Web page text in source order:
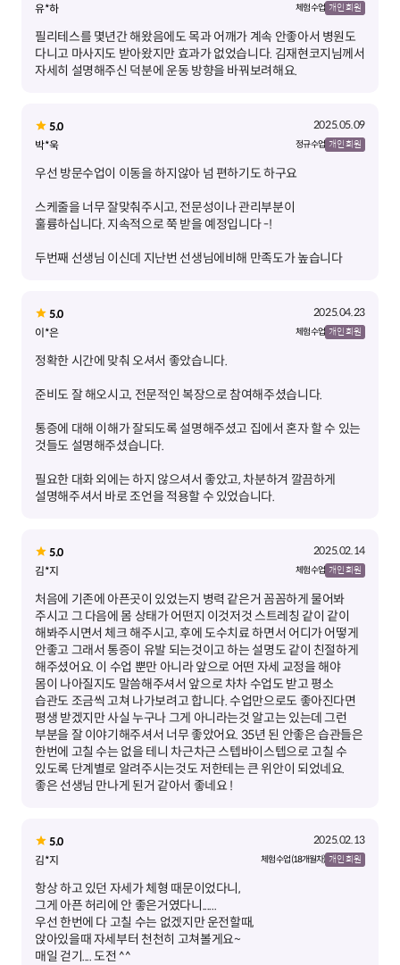
유*하
체험 수업 개인 회원
필리테스를 몇년간 해왔음에도 목과 어깨가 계속 안좋아서 병원도
다니고 마사지도 받아왔지만 효과가 없었습니다. 김재현코지님께서
자세히 설명해주신 덕분에 운동 방향을 바꿔보려해요.
5.0
2025.05.09
박*욱
정규 수업 개인 회원
스케줄을 너무 잘맞춰주시고, 전문성이나 관리부분이
두번째 선생님 이신데 지난번 선생님에비해 만족도가 높습니다
5.0
2025.04.23
이*은
체험 수업 개인 회원
통증에 대해 이해가 잘되도록 설명해주셨고 집에서 혼자 할 수 있는
필요한 대화 외에는 하지 않으셔서 좋았고, 차분하겨 깔끔하게
설명해주셔서 바로 조언을 적용할 수 있었습니다.
5.0
2025.02.14
김*지
체험 수업 개인 회원
처음에 기존에 아픈곳이 있었는지 병력 같은거 꼼꼼하게 물어봐
주시고 그 다음에 몸 상태가 어떤지 이것저것 스트레칭 같이 같이
해봐주시면서 체크 해주시고, 후에 도수치료 하면서 어디가 어떻게
안좋고 그래서 통증이 유발 되는것이고 하는 설명도 같이 친절하게
해주셨어요. 이 수업 뿐만 아니라 앞으로 어떤 자세 교정을 해야
몸이 나아질지도 말씀해주셔서 앞으로 차차 수업도 받고 평소
습관도 조금씩 고쳐 나가보려고 합니다. 수업만으로도 좋아진다면
평생 받겠지만 사실 누구나 그게 아니라는것 알고는 있는데 그런
부분을 잘 이야기해주셔서 너무 좋았어요. 35년 된 안좋은 습관들은
한번에 고칠 수는 없을 테니 차근차근 스텝바이스텝으로 고칠 수
있도록 단계별로 알려주시는것도 저한테는 큰 위안이 되었네요.
좋은 선생님 만나게 된거 같아서 좋네요 !
5.0
2025.02.13
김*지
체험 수업 (18개월차) 개인 회원
항상 하고 있던 자세가 체형 때문이었다니,
그게 아픈 허리에 안 좋은거였다니......
우선 한번에 다 고칠 수는 없겠지만 운전할때,
앉아있을때 자세부터 천천히 고쳐볼게요~
매일 걷기.... 도전 ^^